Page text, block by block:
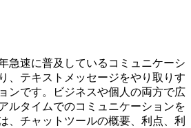
急速に普及しているコミュニケーシ
、テキストメッセージをやり取りす
ンです。ビジネスや個人の両方で広
ルタイムでのコミュニケーションを
、チャットツールの概要、利点、利